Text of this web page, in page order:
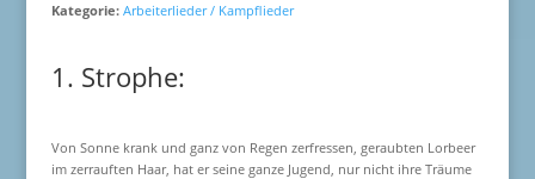
Kategorie: Arbeiterlieder / Kampflieder
1. Strophe:
Von Sonne krank und ganz von Regen zerfressen, geraubten Lorbeer
im zerrauften Haar, hat er seine ganze Jugend, nur nicht ihre Träume